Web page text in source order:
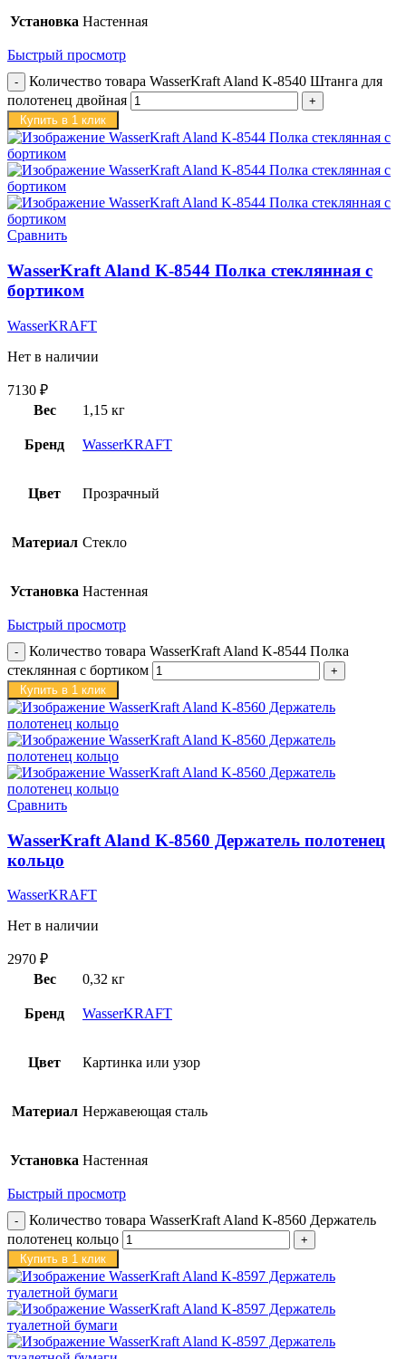
Установка Настенная
Быстрый просмотр
Количество товара WasserKraft Aland K-8540 Штанга для
полотенец двойная
Купить в 1 клик
Сравнить
WasserKraft Aland K-8544 Полка стеклянная с
бортиком
WasserKRAFT
Нет в наличии
7130 ₽
Вес
1,15 кг
Бренд WasserKRAFT
Цвет Прозрачный
Материал Стекло
Установка Настенная
Быстрый просмотр
Количество товара WasserKraft Aland K-8544 Полка
стеклянная с бортиком
Купить в 1 клик
Сравнить
WasserKraft Aland K-8560 Держатель полотенец
кольцо
WasserKRAFT
Нет в наличии
2970 ₽
Вес
0,32 кг
Бренд WasserKRAFT
Цвет Картинка или узор
Материал Нержавеющая сталь
Установка Настенная
Быстрый просмотр
Количество товара WasserKraft Aland K-8560 Держатель
полотенец кольцо
Купить в 1 клик